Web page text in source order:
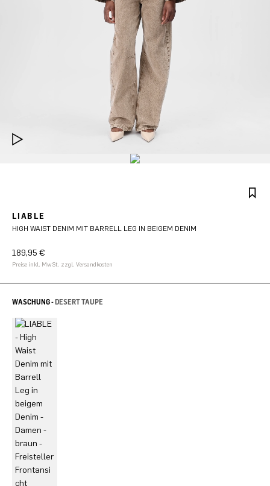
LIABLE
HIGH WAIST DENIM MIT BARRELL LEG IN BEIGEM DENIM
189,95 €
Preise inkl. MwSt. zzgl. Versandkosten
WASCHUNG -DESERT TAUPE